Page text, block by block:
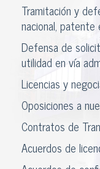
Tramitación y
nacional, patente
Defensa de
utilidad en vía
Licencias y
Oposiciones a
Contratos de
Acuerdos de